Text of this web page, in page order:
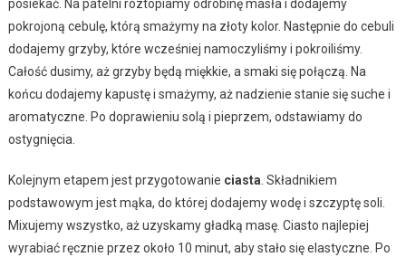
posiekać. Na patelni roztopiamy odrobinę masła i dodajemy
pokrojoną cebulę, którą smażymy na złoty kolor. Następnie do cebuli
dodajemy grzyby, które wcześniej namoczyliśmy i pokroiliśmy.
Całość dusimy, aż grzyby będą miękkie, a smaki się połączą. Na
końcu dodajemy kapustę i smażymy, aż nadzienie stanie się suche i
aromatyczne. Po doprawieniu solą i pieprzem, odstawiamy do
ostygnięcia.
Kolejnym etapem jest przygotowanie ciasta . Składnikiem
podstawowym jest mąka, do której dodajemy wodę i szczyptę soli.
Mixujemy wszystko, aż uzyskamy gładką masę. Ciasto najlepiej
wyrabiać ręcznie przez około 10 minut, aby stało się elastyczne. Po